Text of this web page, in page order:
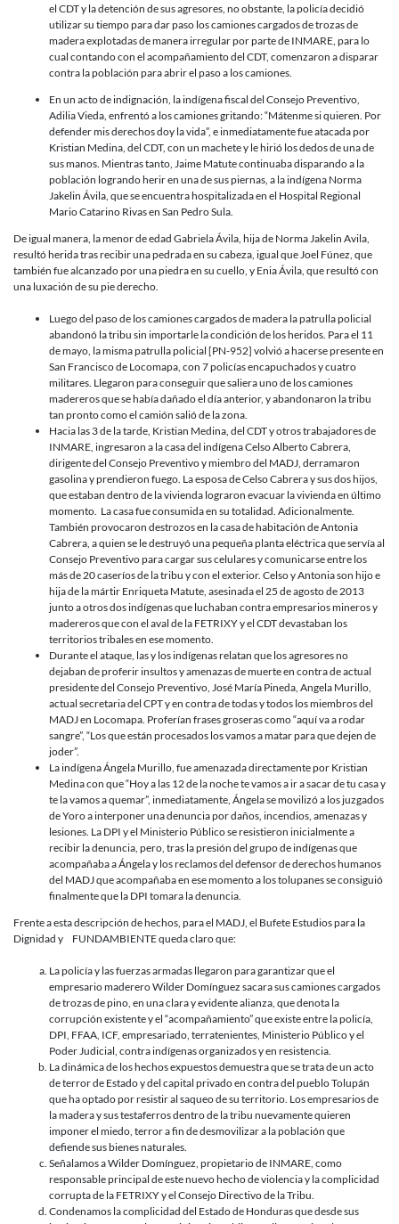
el CDT y la detención de sus agresores, no obstante, la policía decidió
utilizar su tiempo para dar paso los camiones cargados de trozas de
madera explotadas de manera irregular por parte de INMARE, para lo
cual contando con el acompañamiento del CDT, comenzaron a disparar
contra la población para abrir el paso a los camiones.
En un acto de indignación, la indígena fiscal del Consejo Preventivo,
Adilia Vieda, enfrentó a los camiones gritando: “Mátenme si quieren. Por
defender mis derechos doy la vida”, e inmediatamente fue atacada por
Kristian Medina, del CDT, con un machete y le hirió los dedos de una de
sus manos. Mientras tanto, Jaime Matute continuaba disparando a la
población logrando herir en una de sus piernas, a la indígena Norma
Jakelin Ávila, que se encuentra hospitalizada en el Hospital Regional
Mario Catarino Rivas en San Pedro Sula.
De igual manera, la menor de edad Gabriela Ávila, hija de Norma Jakelin Avila,
resultó herida tras recibir una pedrada en su cabeza, igual que Joel Fúnez, que
también fue alcanzado por una piedra en su cuello, y Enia Ávila, que resultó con
una luxación de su pie derecho.
Luego del paso de los camiones cargados de madera la patrulla policial
abandonó la tribu sin importarle la condición de los heridos. Para el 11
de mayo, la misma patrulla policial [PN-952] volvió a hacerse presente en
San Francisco de Locomapa, con 7 policías encapuchados y cuatro
militares. Llegaron para conseguir que saliera uno de los camiones
madereros que se había dañado el día anterior, y abandonaron la tribu
tan pronto como el camión salió de la zona.
Hacia las 3 de la tarde, Kristian Medina, del CDT y otros trabajadores de
INMARE, ingresaron a la casa del indígena Celso Alberto Cabrera,
dirigente del Consejo Preventivo y miembro del MADJ, derramaron
gasolina y prendieron fuego. La esposa de Celso Cabrera y sus dos hijos,
que estaban dentro de la vivienda lograron evacuar la vivienda en último
momento. La casa fue consumida en su totalidad. Adicionalmente.
También provocaron destrozos en la casa de habitación de Antonia
Cabrera, a quien se le destruyó una pequeña planta eléctrica que servía al
Consejo Preventivo para cargar sus celulares y comunicarse entre los
más de 20 caseríos de la tribu y con el exterior. Celso y Antonia son hijo e
hija de la mártir Enriqueta Matute, asesinada el 25 de agosto de 2013
junto a otros dos indígenas que luchaban contra empresarios mineros y
madereros que con el aval de la FETRIXY y el CDT devastaban los
territorios tribales en ese momento.
Durante el ataque, las y los indígenas relatan que los agresores no
dejaban de proferir insultos y amenazas de muerte en contra de actual
presidente del Consejo Preventivo, José María Pineda, Angela Murillo,
actual secretaria del CPT y en contra de todas y todos los miembros del
MADJ en Locomapa. Proferían frases groseras como “aquí va a rodar
sangre”, “Los que están procesados los vamos a matar para que dejen de
joder”.
La indígena Ángela Murillo, fue amenazada directamente por Kristian
Medina con que “Hoy a las 12 de la noche te vamos a ir a sacar de tu casa y
te la vamos a quemar”, inmediatamente, Ángela se movilizó a los juzgados
de Yoro a interponer una denuncia por daños, incendios, amenazas y
lesiones. La DPI y el Ministerio Público se resistieron inicialmente a
recibir la denuncia, pero, tras la presión del grupo de indígenas que
acompañaba a Ángela y los reclamos del defensor de derechos humanos
del MADJ que acompañaba en ese momento a los tolupanes se consiguió
finalmente que la DPI tomara la denuncia.
Frente a esta descripción de hechos, para el MADJ, el Bufete Estudios para la
Dignidad y FUNDAMBIENTE queda claro que:
La policía y las fuerzas armadas llegaron para garantizar que el
empresario maderero Wilder Domínguez sacara sus camiones cargados
de trozas de pino, en una clara y evidente alianza, que denota la
corrupción existente y el “acompañamiento” que existe entre la policía,
DPI, FFAA, ICF, empresariado, terratenientes, Ministerio Público y el
Poder Judicial, contra indígenas organizados y en resistencia.
La dinámica de los hechos expuestos demuestra que se trata de un acto
de terror de Estado y del capital privado en contra del pueblo Tolupán
que ha optado por resistir al saqueo de su territorio. Los empresarios de
la madera y sus testaferros dentro de la tribu nuevamente quieren
imponer el miedo, terror a fin de desmovilizar a la población que
defiende sus bienes naturales.
Señalamos a Wilder Domínguez, propietario de INMARE, como
responsable principal de este nuevo hecho de violencia y la complicidad
corrupta de la FETRIXY y el Consejo Directivo de la Tribu.
Condenamos la complicidad del Estado de Honduras que desde sus